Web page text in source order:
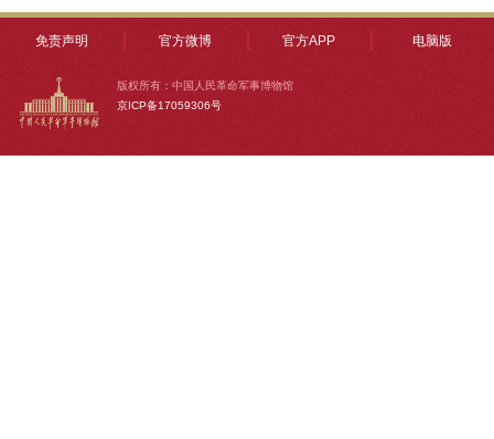
免责声明 官方微博 官方APP 电脑版
版权所有：中国人民革命军事博物馆
京ICP备17059306号